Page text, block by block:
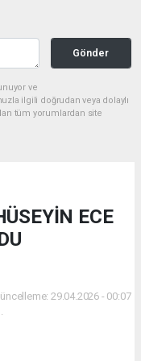
Gönder
ve
ilgili doğrudan veya dolaylı
tüm yorumlardan site
ECE
29.04.2026 - 00:07